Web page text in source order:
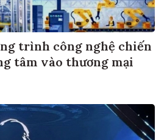
trình công nghệ chiến
tâm vào thương mại